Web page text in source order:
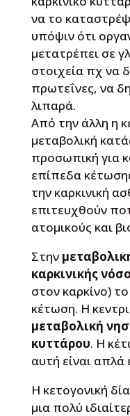
να το
υπόψιν ότι
μετατρέπει σε
στοιχεία πχ να
πρωτεΐνες, να
λιπαρά.
Από την άλλη η
μεταβολική
προσωπική για
επίπεδα
την καρκινική
επιτευχθούν
ατομικούς και
Στην
καρκινικής
στον καρκίνο)
κέτωση. Η
μεταβολική
κυττάρου. Η
αυτή είναι
Η κετογονική
μια πολύ